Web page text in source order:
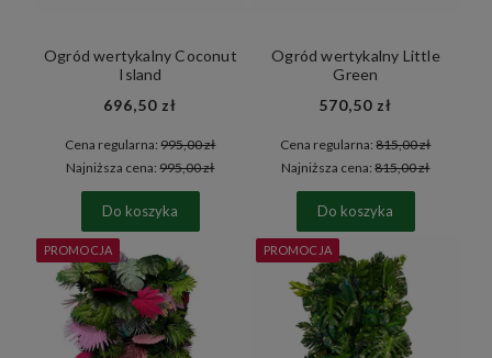
Ogród wertykalny Coconut
Island
696,50 zł
Cena regularna:995,00 zł
Najniższa cena:995,00 zł
Do koszyka
Ogród wertykalny Little
Green
570,50 zł
Cena regularna:815,00 zł
Najniższa cena:815,00 zł
Do koszyka
PROMOCJA PROMOCJA